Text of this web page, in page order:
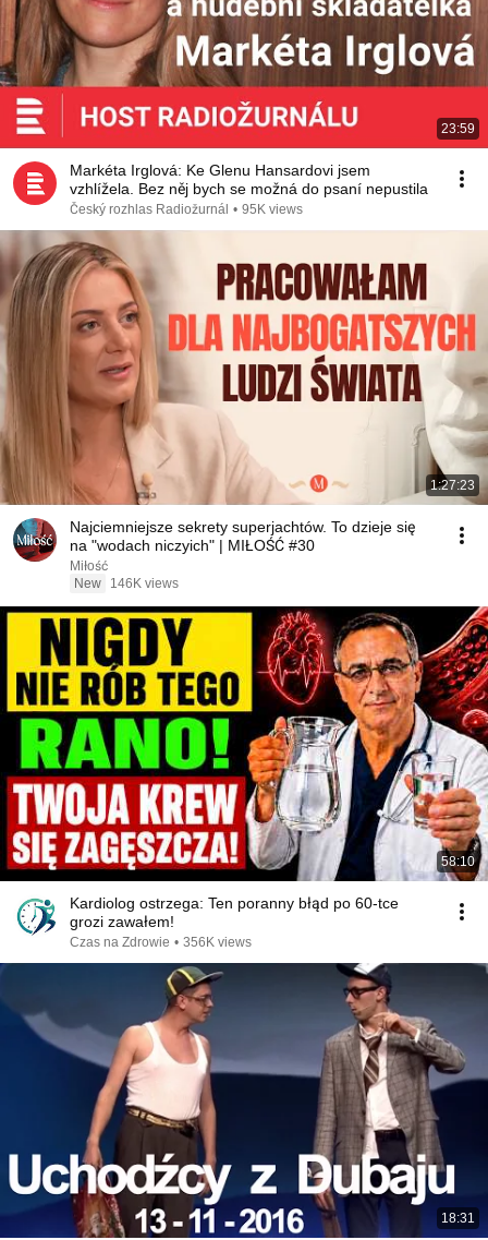
23:59
Markéta Irglová: Ke Glenu Hansardovi jsem
vzhlížela. Bez něj bych se možná do psaní nepustila
Český rozhlas Radiožurnál • 95K views
1:27:23
Najciemniejsze sekrety superjachtów. To dzieje się
na "wodach niczyich" | MIŁOŚĆ #30
Miłość
New
146K views
58:10
Kardiolog ostrzega: Ten poranny błąd po 60-tce
grozi zawałem!
Czas na Zdrowie • 356K views
18:31